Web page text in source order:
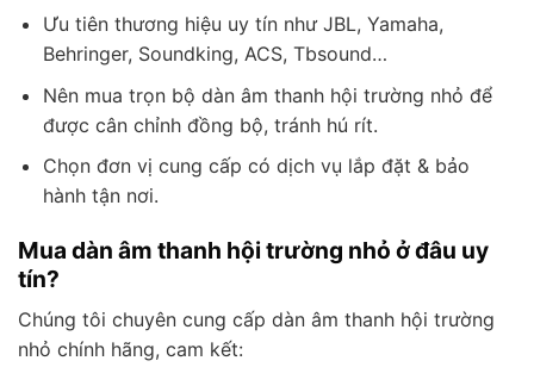
Ưu tiên thương hiệu uy tín như JBL, Yamaha,
Behringer, Soundking, ACS, Tbsound…
Nên mua trọn bộ dàn âm thanh hội trường nhỏ để
được cân chỉnh đồng bộ, tránh hú rít.
Chọn đơn vị cung cấp có dịch vụ lắp đặt & bảo
hành tận nơi.
Mua dàn âm thanh hội trường nhỏ ở đâu uy
tín?
Chúng tôi chuyên cung cấp dàn âm thanh hội trường
nhỏ chính hãng, cam kết: